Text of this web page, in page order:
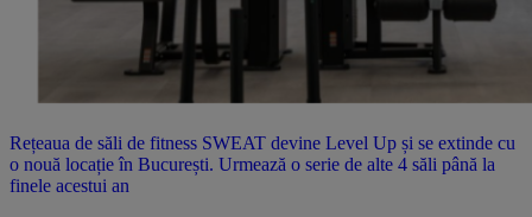
Rețeaua de săli de fitness SWEAT devine Level Up și se extinde cu
o nouă locație în București. Urmează o serie de alte 4 săli până la
finele acestui an